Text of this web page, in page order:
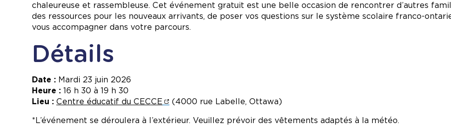
chaleureuse et rassembleuse. Cet événement gratuit est une belle occasion de rencontrer d’autres
des ressources pour les nouveaux arrivants, de poser vos questions sur le système scolaire franco-
vous accompagner dans votre parcours.
Détails
Date : Mardi 23 juin 2026
Heure : 16 h 30 à 19 h 30
Lieu : Centre éducatif du CECCE
(4000 rue Labelle, Ottawa)
*L’événement se déroulera à l’extérieur. Veuillez prévoir des vêtements adaptés à la météo.